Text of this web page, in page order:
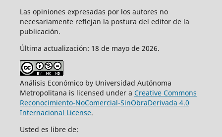
Las opiniones expresadas por los autores no
necesariamente reflejan la postura del editor de la
publicación.
Última actualización: 18 de mayo de 2026.
Análisis Económico by Universidad Autónoma
Metropolitana is licensed under a Creative Commons
Reconocimiento-NoComercial-SinObraDerivada 4.0
Internacional License.
Usted es libre de: